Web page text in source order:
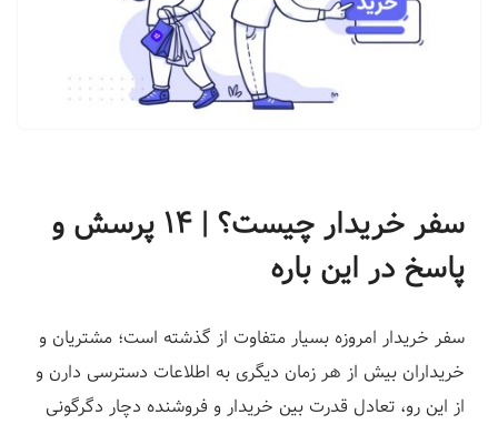
سفر خریدار چیست؟ | ۱۴ پرسش و
پاسخ در این باره
سفر خریدار امروزه بسیار متفاوت از گذشته است؛ مشتریان و
خریداران بیش از هر زمان دیگری به اطلاعات دسترسی دارن و
از این رو، تعادل قدرت بین خریدار و فروشنده دچار دگرگونی